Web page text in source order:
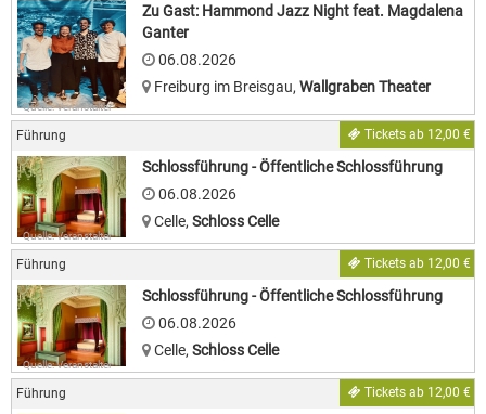
Quelle: Veranstalter
Zu Gast: Hammond Jazz Night feat. Magdalena
Ganter
06.08.2026
Freiburg im Breisgau, Wallgraben Theater
Führung Tickets ab 12,00 €
Quelle: Veranstalter
Schlossführung - Öffentliche Schlossführung
06.08.2026
Celle, Schloss Celle
Führung Tickets ab 12,00 €
Quelle: Veranstalter
Schlossführung - Öffentliche Schlossführung
06.08.2026
Celle, Schloss Celle
Führung Tickets ab 12,00 €